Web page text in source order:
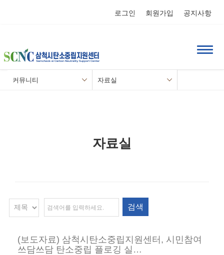
로그인 회원가입 공지사항
커뮤니티 자료실
자료실
검색
(보도자료) 삼척시탄소중립지원센터, 시민참여
쓰담쓰담 탄소중립 플로깅 실…